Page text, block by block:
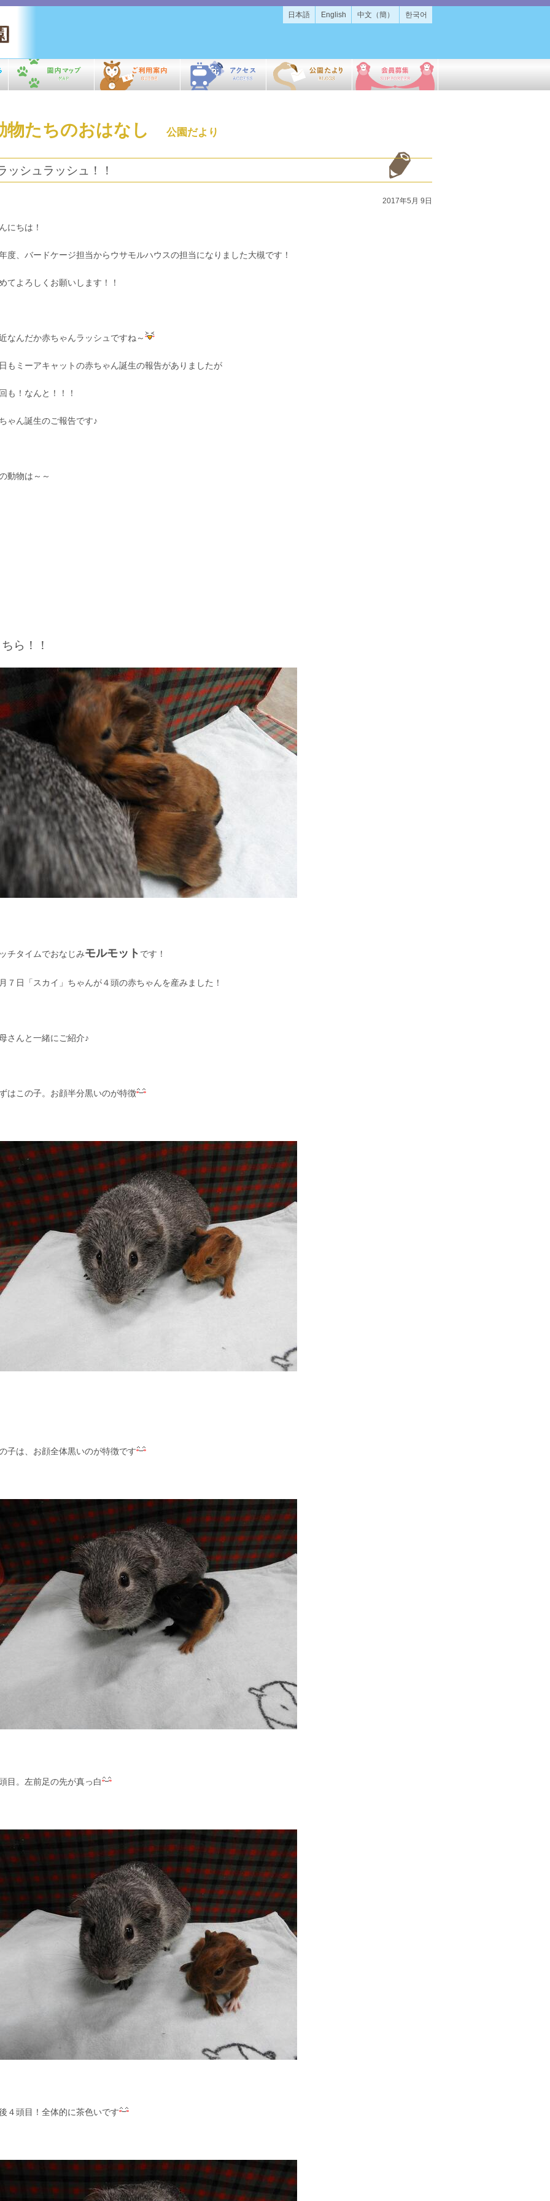
日本語 English 中文（簡） 한국어
物たちのおはなし 公園だより
ッシュラッシュ！！
2017年5月 9日
にちは！
度、バードケージ担当からウサモルハウスの担当になりました大槻です！
てよろしくお願いします！！
なんだか赤ちゃんラッシュですね～
もミーアキャットの赤ちゃん誕生の報告がありましたが
も！なんと！！！
ゃん誕生のご報告です♪
動物は～～
ら！！
チタイムでおなじみモルモット です！
７日「スカイ」ちゃんが４頭の赤ちゃんを産みました！
さんと一緒にご紹介♪
はこの子。お顔半分黒いのが特徴
子は、お顔全体黒いのが特徴です
目。左前足の先が真っ白
４頭目！全体的に茶色いです